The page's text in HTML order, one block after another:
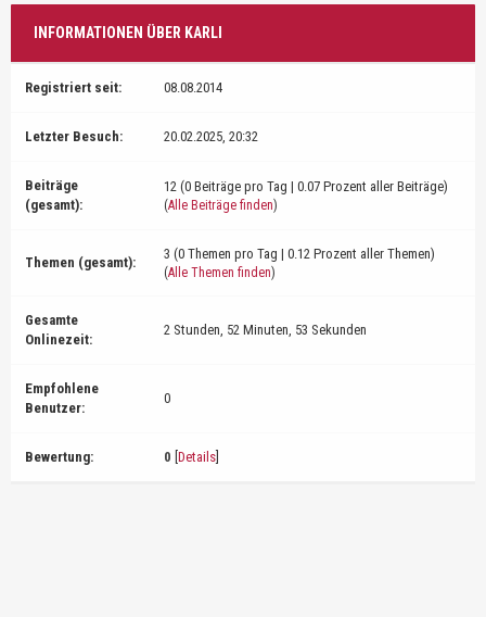
INFORMATIONEN ÜBER KARLI
Registriert seit: 08.08.2014
Letzter Besuch: 20.02.2025, 20:32
Beiträge
(gesamt):
12 (0 Beiträge pro Tag | 0.07 Prozent aller Beiträge)
(Alle Beiträge finden)
Themen (gesamt):
3 (0 Themen pro Tag | 0.12 Prozent aller Themen)
(Alle Themen finden)
Gesamte
Onlinezeit:
2 Stunden, 52 Minuten, 53 Sekunden
Empfohlene
Benutzer:
0
Bewertung: 0 Details